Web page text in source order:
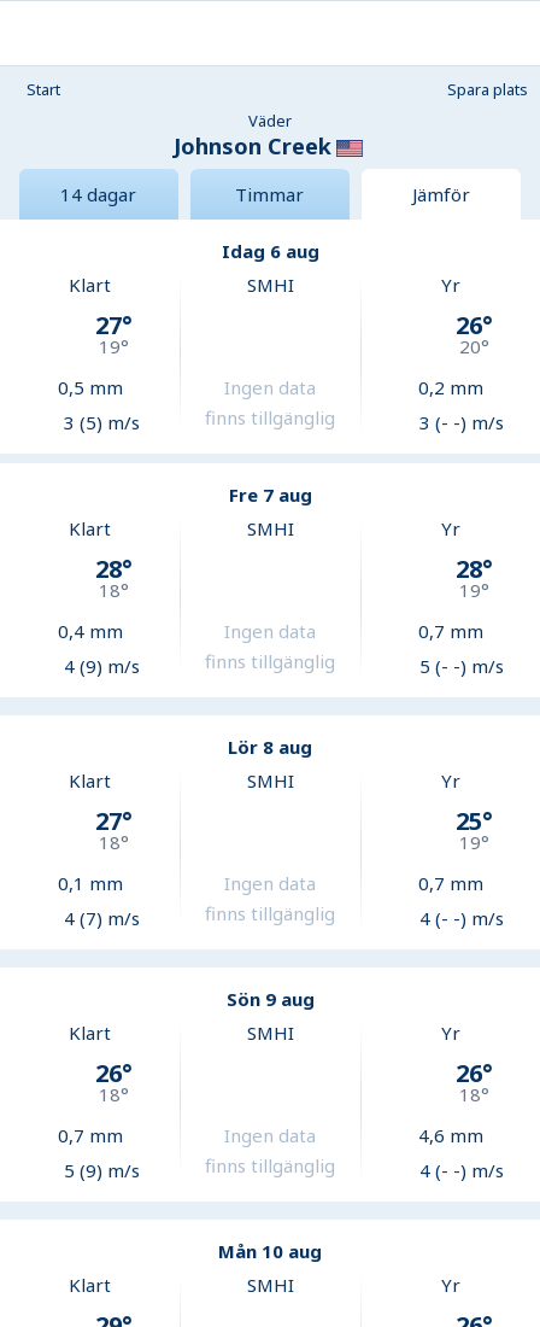
Start
Spara plats
Väder
Johnson Creek
14 dagar Timmar Jämför
Idag 6 aug
Klart
27°
19°
0,5 mm
3 (5) m/s
SMHI
Ingen data
finns tillgänglig
Yr
26°
20°
0,2 mm
3 (- -) m/s
Fre 7 aug
Klart
28°
18°
0,4mm
4 (9) m/s
SMHI
Ingen data
finns tillgänglig
Yr
28°
19°
0,7 mm
5 (- -) m/s
Lör 8 aug
Klart
27°
18°
0,1 mm
4 (7) m/s
SMHI
Ingen data
finns tillgänglig
Yr
25°
19°
0,7 mm
4 (- -) m/s
Sön 9 aug
Klart
26°
18°
0,7 mm
5 (9) m/s
SMHI
Ingen data
finns tillgänglig
Yr
26°
18°
4,6 mm
4 (- -) m/s
Mån 10 aug
Klart
SMHI Yr